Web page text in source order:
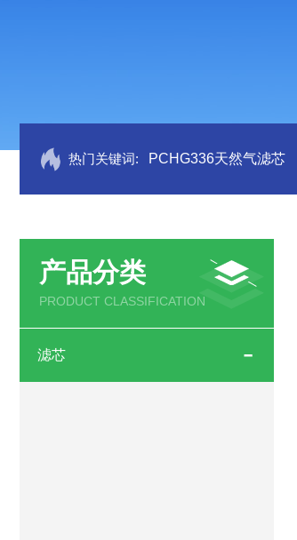
热门关键词: PCHG336天然气滤芯
产品分类
PRODUCT CLASSIFICATION
滤芯